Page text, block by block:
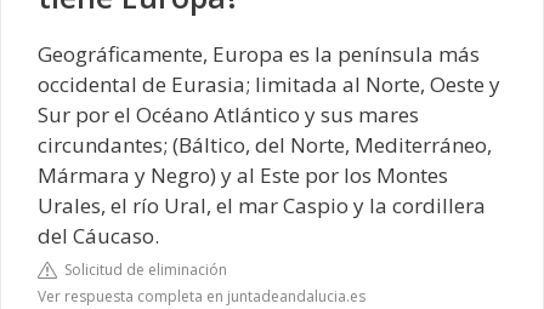
Geográficamente, Europa es la península más
occidental de Eurasia; limitada al Norte, Oeste y
Sur por el Océano Atlántico y sus mares
circundantes; (Báltico, del Norte, Mediterráneo,
Mármara y Negro) y al Este por los Montes
Urales, el río Ural, el mar Caspio y la cordillera
del Cáucaso.
Solicitud de eliminación
Ver respuesta completa en juntadeandalucia.es